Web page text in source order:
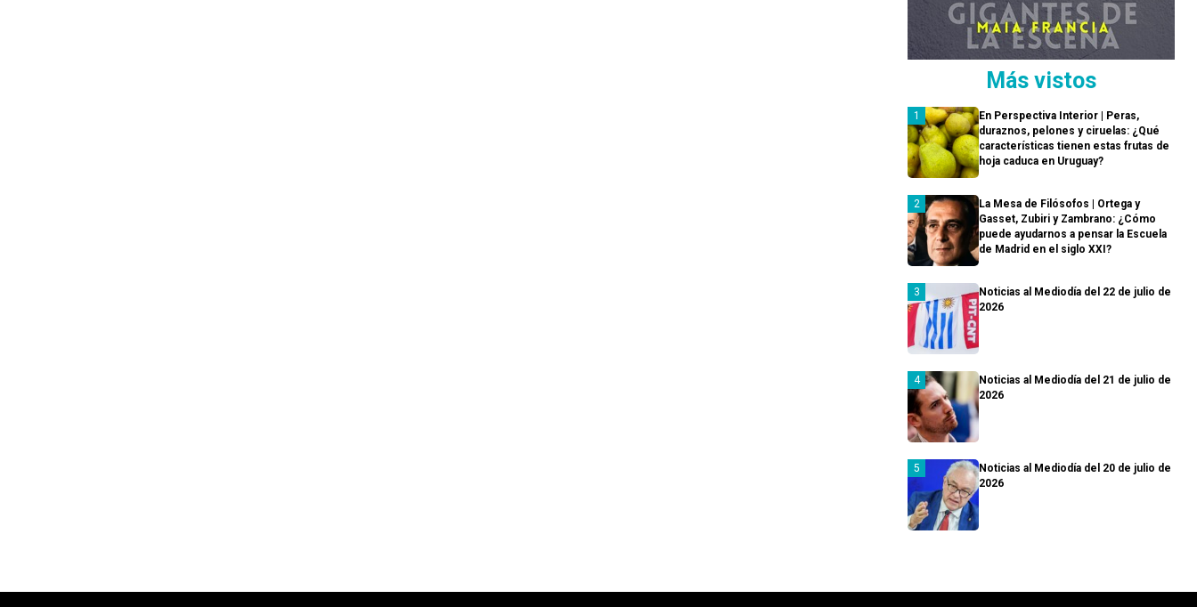
Más vistos
En Perspectiva Interior | Peras,
duraznos, pelones y ciruelas: ¿Qué
características tienen estas frutas de
hoja caduca en Uruguay?
La Mesa de Filósofos | Ortega y
Gasset, Zubiri y Zambrano: ¿Cómo
puede ayudarnos a pensar la Escuela
de Madrid en el siglo XXI?
Noticias al Mediodía del 22 de julio de
2026
Noticias al Mediodía del 21 de julio de
2026
Noticias al Mediodía del 20 de julio de
2026